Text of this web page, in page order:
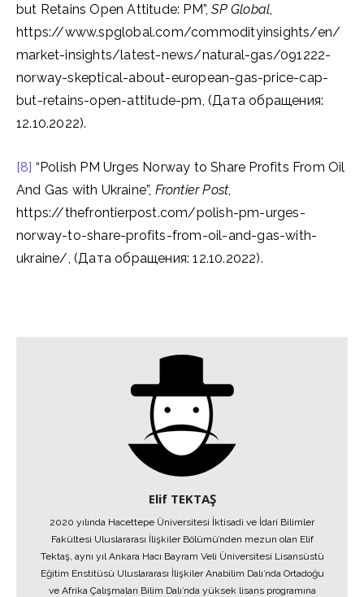
but Retains Open Attitude: PM”,SP Global,
https://www.spglobal.com/commodityinsights/en/
market-insights/latest-news/natural-gas/091222-
norway-skeptical-about-european-gas-price-cap-
but-retains-open-attitude-pm, (Дата обращения:
12.10.2022).
[8] “Polish PM Urges Norway to Share Profits From Oil
And Gas with Ukraine”, Frontier Post,
https://thefrontierpost.com/polish-pm-urges-
norway-to-share-profits-from-oil-and-gas-with-
ukraine/, (Дата обращения: 12.10.2022).
Elif TEKTAŞ
2020 yılında Hacettepe Üniversitesi İktisadi ve İdari Bilimler
Fakültesi Uluslararası İlişkiler Bölümü’nden mezun olan Elif
Tektaş, aynı yıl Ankara Hacı Bayram Veli Üniversitesi Lisansüstü
Eğitim Enstitüsü Uluslararası İlişkiler Anabilim Dalı’nda Ortadoğu
ve Afrika Çalışmaları Bilim Dalı’nda yüksek lisans programına